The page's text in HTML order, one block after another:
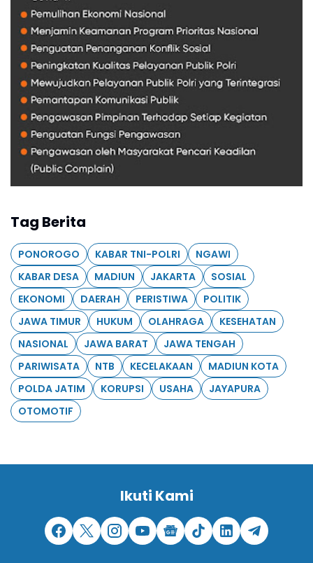
Tag Berita
PONOROGO KABAR TNI-POLRI
NGAWI
KABAR DESA
MADIUN JAKARTA
SOSIAL
EKONOMI
DAERAH PERISTIWA
POLITIK
JAWA TIMUR
HUKUM OLAHRAGA
KESEHATAN
NASIONAL
JAWA BARAT
JAWA TENGAH
PARIWISATA
NTB KECELAKAAN
MADIUN KOTA
POLDA JATIM
KORUPSI USAHA
JAYAPURA
OTOMOTIF
Ikuti Kami